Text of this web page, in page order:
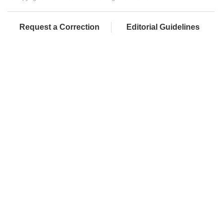
Request a Correction Editorial Guidelines